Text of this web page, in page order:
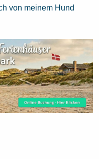
von meinem Hund